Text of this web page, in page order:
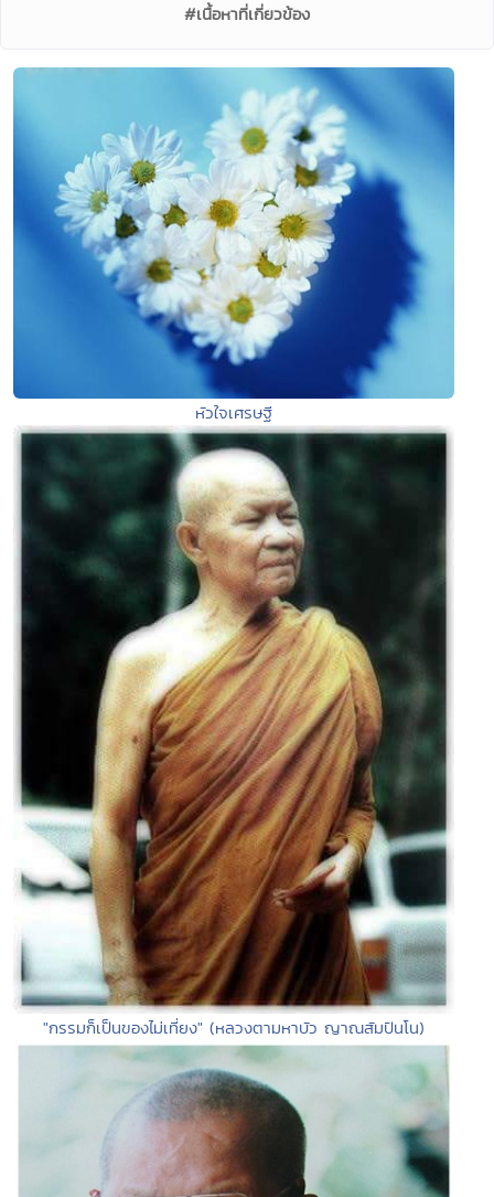
#เนื้อหาที่เกี่ยวข้อง
หัวใจเศรษฐี
"กรรมก็เป็นของไม่เที่ยง" (หลวงตามหาบัว ญาณสัมปันโน)